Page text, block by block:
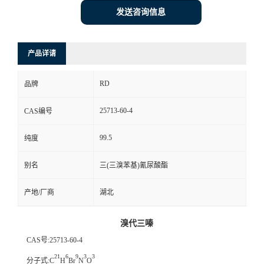
发送咨询信息
产品详请
品牌 RD
CAS编号 25713-60-4
纯度 99.5
别名 三(三溴苯基)氰尿酸酯
产地/厂商 湖北
溴代三嗪
CAS号:25713-60-4
分子式:C
21
H
6
Br
9
N
3
O
3